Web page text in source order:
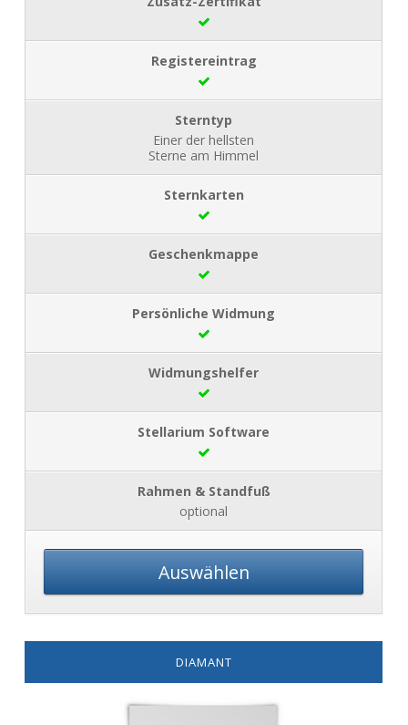
Einer der hellsten
Sterne am Himmel
optional
Auswählen
DIAMANT